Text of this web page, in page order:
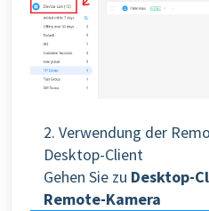
2. Verwendung der
Desktop-Client
Gehen Sie zu Desktop-
Remote-Kamera